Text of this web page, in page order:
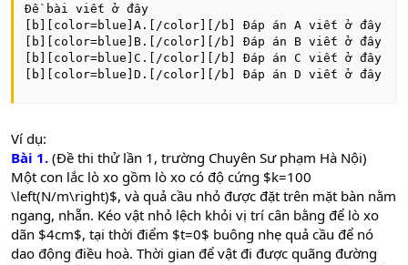
Đề bài viết ở đây
[b][color=blue]A.[/color][/b] Đáp án A viết ở đây
[b][color=blue]B.[/color][/b] Đáp án B viết ở đây
[b][color=blue]C.[/color][/b] Đáp án C viết ở đây
[b][color=blue]D.[/color][/b] Đáp án D viết ở đây
Ví dụ:
Bài 1. (Đề thi thử lần 1, trường Chuyên Sư phạm Hà Nội)
Một con lắc lò xo gồm lò xo có độ cứng $k=100
\left(N/m\right)$, và quả cầu nhỏ được đặt trên mặt bàn nằm
ngang, nhẵn. Kéo vật nhỏ lệch khỏi vị trí cân bằng để lò xo
dãn $4cm$, tại thời điểm $t=0$ buông nhẹ quả cầu để nó
dao động điều hoà. Thời gian để vật đi được quãng đường